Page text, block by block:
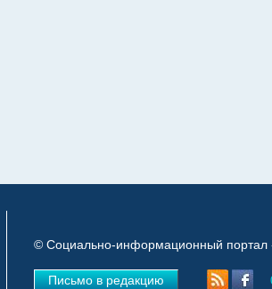
© Социально-информационный портал
Письмо в редакцию